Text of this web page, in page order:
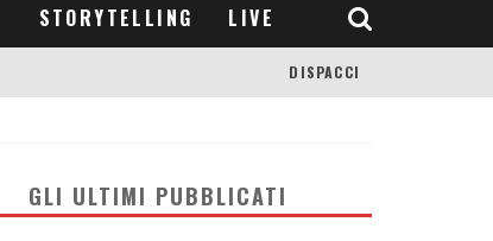
STORYTELLING LIVE
DISPACCI
GLI ULTIMI PUBBLICATI